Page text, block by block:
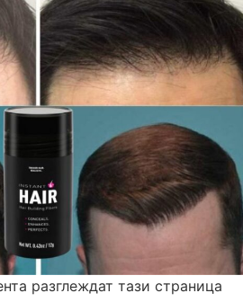
разглеждат тази страница